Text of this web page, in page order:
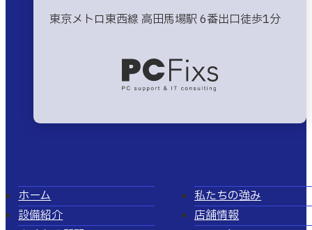
東京メトロ東西線 高田馬場駅 6番出口徒歩1分
ホーム
私たちの強み
設備紹介
店舗情報